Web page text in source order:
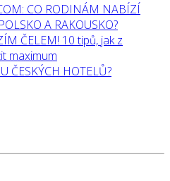
CO RODINÁM NABÍZÍ
A RAKOUSKO?
ČELEM! 10 tipů, jak z
maximum
ČESKÝCH HOTELŮ?